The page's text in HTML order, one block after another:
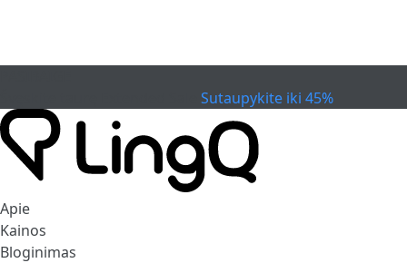
Sutaupykite iki 45%
Apie
Kainos
Bloginimas